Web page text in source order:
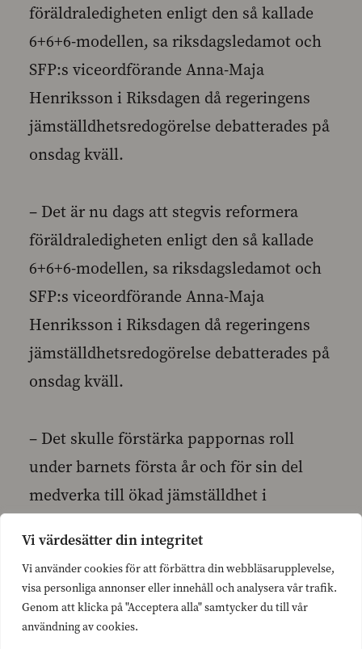
Vi värdesätter din integritet
Vi använder cookies för att förbättra din webbläsarupplevelse,
visa personliga annonser eller innehåll och analysera vår trafik.
Genom att klicka på "Acceptera alla" samtycker du till vår
användning av cookies.
föräldraledigheten enligt den så kallade
6+6+6-modellen, sa riksdagsledamot och
SFP:s viceordförande Anna-Maja
Henriksson i Riksdagen då regeringens
jämställdhetsredogörelse debatterades på
onsdag kväll.
– Det är nu dags att stegvis reformera
föräldraledigheten enligt den så kallade
6+6+6-modellen, sa riksdagsledamot och
SFP:s viceordförande Anna-Maja
Henriksson i Riksdagen då regeringens
jämställdhetsredogörelse debatterades på
onsdag kväll.
– Det skulle förstärka pappornas roll
under barnets första år och för sin del
medverka till ökad jämställdhet i
– Modellen skulle innebära sex månader
föräldraledigt för mamman, sex månader
för pappan och sex månader valbart.